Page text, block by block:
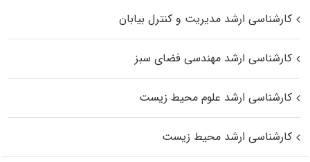
کارشناسی ارشد مدیریت و کنترل بیابان
کارشناسی ارشد مهندسی فضای سبز
کارشناسی ارشد علوم محیط‌ زیست
کارشناسی ارشد محیط زیست